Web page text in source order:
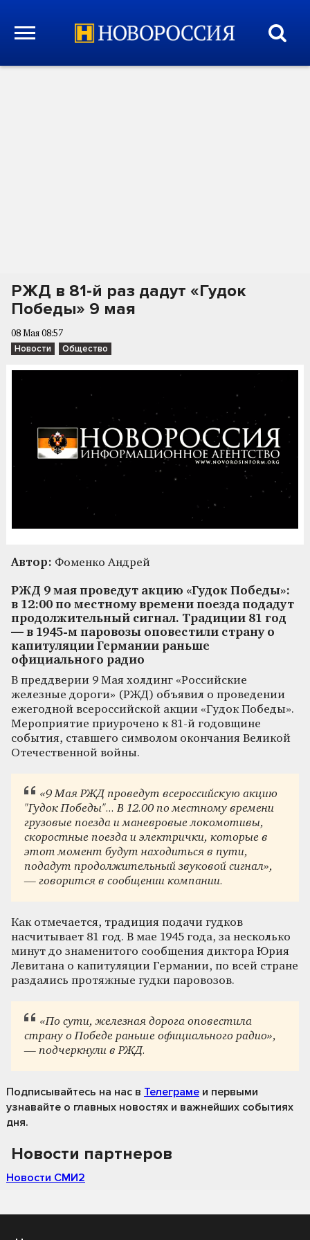
РЖД в 81-й раз дадут «Гудок
Победы» 9 мая
08 Мая 08:57
Новости Общество
Автор: Фоменко Андрей
РЖД 9 мая проведут акцию «Гудок Победы»:
в 12:00 по местному времени поезда подадут
продолжительный сигнал. Традиции 81 год
— в 1945-м паровозы оповестили страну о
капитуляции Германии раньше
официального радио
В преддверии 9 Мая холдинг «Российские
железные дороги» (РЖД) объявил о проведении
ежегодной всероссийской акции «Гудок Победы».
Мероприятие приурочено к 81-й годовщине
события, ставшего символом окончания Великой
Отечественной войны.
«9 Мая РЖД проведут всероссийскую акцию
"Гудок Победы"... В 12.00 по местному времени
грузовые поезда и маневровые локомотивы,
скоростные поезда и электрички, которые в
этот момент будут находиться в пути,
подадут продолжительный звуковой сигнал»,
— говорится в сообщении компании.
Как отмечается, традиция подачи гудков
насчитывает 81 год. В мае 1945 года, за несколько
минут до знаменитого сообщения диктора Юрия
Левитана о капитуляции Германии, по всей стране
раздались протяжные гудки паровозов.
«По сути, железная дорога оповестила
страну о Победе раньше официального радио»,
— подчеркнули в РЖД.
Подписывайтесь на нас в Телеграме и первыми
узнавайте о главных новостях и важнейших событиях
дня.
Новости партнеров
Новости СМИ2